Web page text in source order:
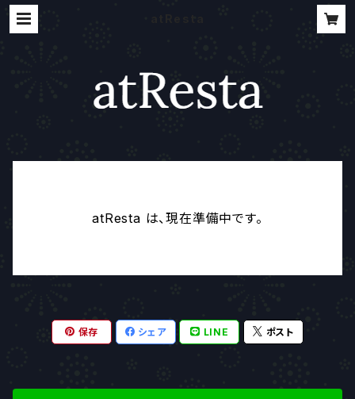
atResta は、現在準備中です。
保存 シェア LINE ポスト